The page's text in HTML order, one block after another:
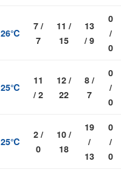
26℃
7 /
7
11 /
15
13
/ 9
0
/
0
25℃
11
/ 2
12 /
22
8 /
7
0
/
0
25℃
2 /
0
10 /
18
19
/
13
0
/
0